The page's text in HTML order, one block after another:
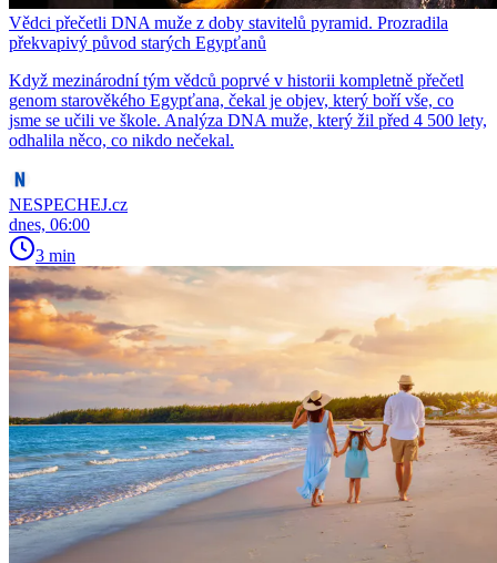
Vědci přečetli DNA muže z doby stavitelů pyramid. Prozradila
překvapivý původ starých Egypťanů
Když mezinárodní tým vědců poprvé v historii kompletně přečetl
genom starověkého Egypťana, čekal je objev, který boří vše, co
jsme se učili ve škole. Analýza DNA muže, který žil před 4 500 lety,
odhalila něco, co nikdo nečekal.
NESPECHEJ.cz
dnes, 06:00
3 min